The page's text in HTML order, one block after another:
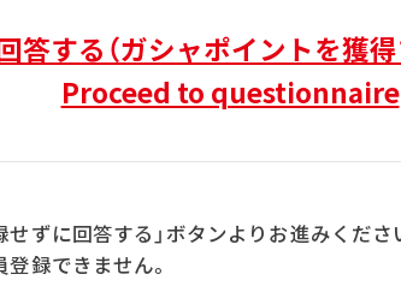
答する（ガシャポイントを獲
Proceed to questionnaire
ずに回答する」ボタンよりお進みくださ
録できません。